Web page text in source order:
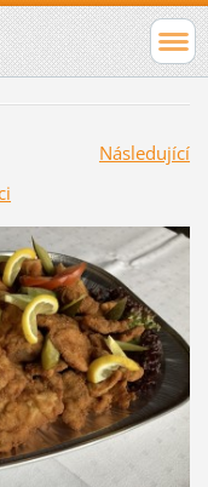
Následující